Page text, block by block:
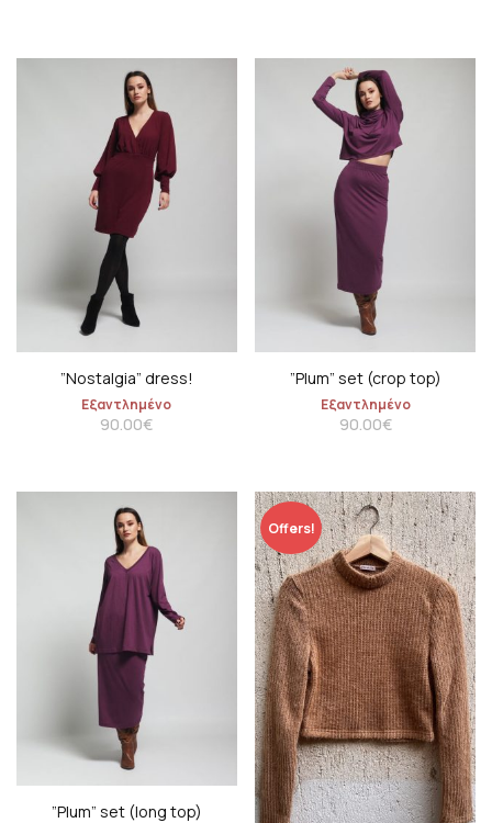
”Nostalgia” dress!
Εξαντλημένο
90.00€
”Plum” set (crop top)
Εξαντλημένο
90.00€
”Plum” set (long top)
Offers!